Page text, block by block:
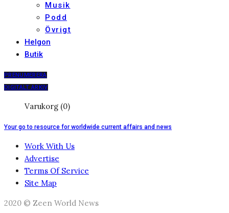
Musik
Podd
Övrigt
Helgon
Butik
PRENUMERERA
DIGITALT ARKIV
Varukorg (0)
Your go to resource for worldwide current affairs and news
Work With Us
Advertise
Terms Of Service
Site Map
2020 © Zeen World News